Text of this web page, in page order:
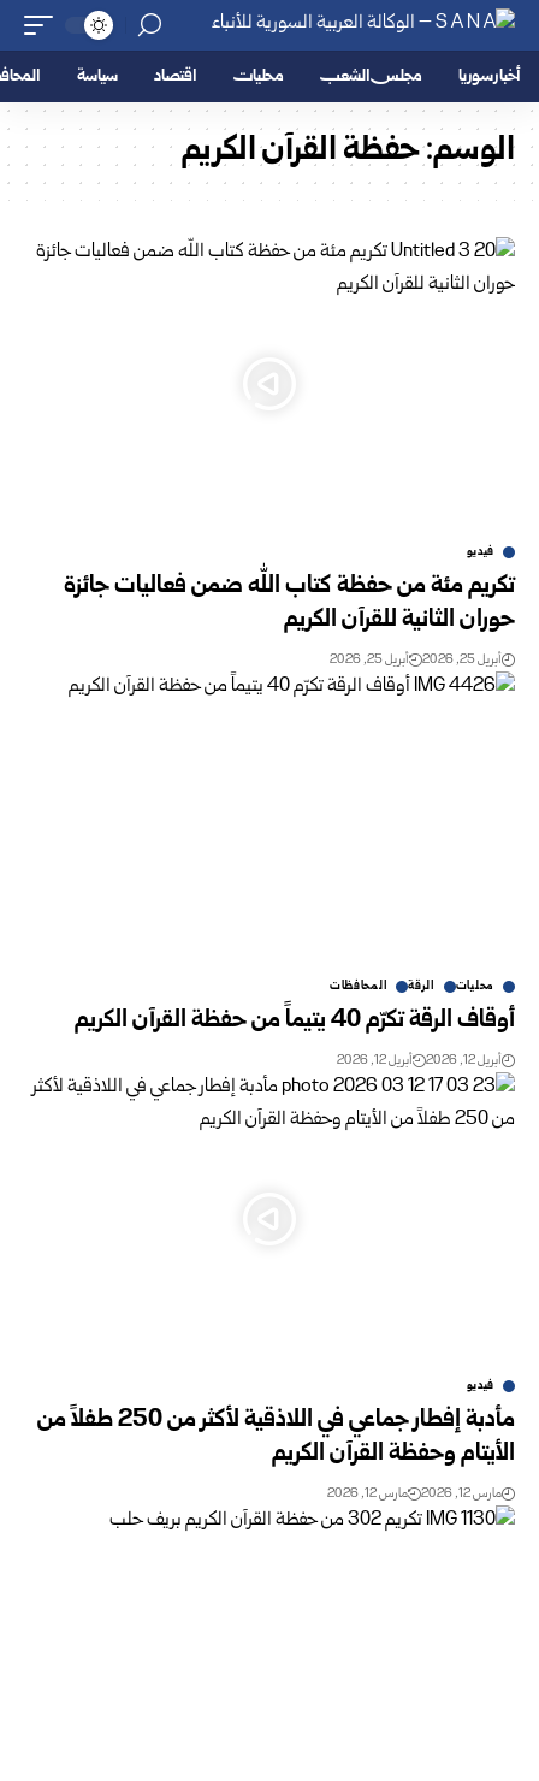
أخبار سوريا مجلس الشعب محليات اقتصاد سياسة
الوسم:حفظة القرآن الكريم
فيديو
تكريم مئة من حفظة كتاب الله ضمن فعاليات جائزة
حوران الثانية للقرآن الكريم
أبريل 25, 2026 أبريل 25, 2026
محليات الرقة المحافظات
أوقاف الرقة تكرّم 40 يتيماً من حفظة القرآن الكريم
أبريل 12, 2026 أبريل 12, 2026
فيديو
مأدبة إفطار جماعي في اللاذقية لأكثر من 250 طفلاً من
الأيتام وحفظة القرآن الكريم
مارس 12, 2026 مارس 12, 2026